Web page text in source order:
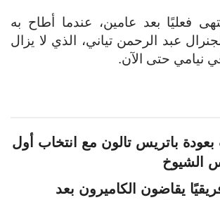
فعليًا بعد عامين، عندما أطاح به
عبد الرحمن تياني، الذي لا يزال
نيامي حتى الآن.
بعودة باتريس تالون مع انتخاب أول
الشيوخ
يقاضون الكاميرون بعد